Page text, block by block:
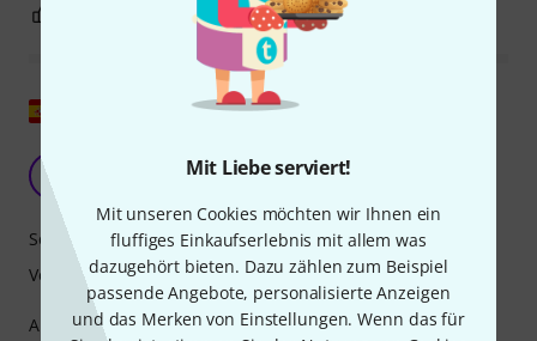
Mit Liebe serviert!
Mit unseren Cookies möchten wir Ihnen ein
fluffiges Einkaufserlebnis mit allem was
dazugehört bieten. Dazu zählen zum Beispiel
passende Angebote, personalisierte Anzeigen
und das Merken von Einstellungen. Wenn das für
BEWERTUNG MELDEN
Original zeigen
L Perfekte Verarbeitung und Klang
Als ich sie zum ersten Mal bekam, fand ich den Klang für
Sound
Verarbeitung